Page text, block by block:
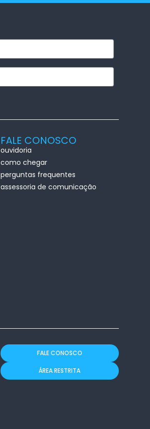
FALE CONOSCO
ouvidoria
como chegar
perguntas frequentes
assessoria de comunicação
FALE CONOSCO
ÁREA RESTRITA